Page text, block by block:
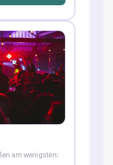
am wenigsten: